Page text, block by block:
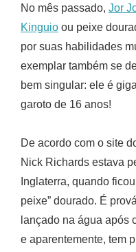
No mês passado, Jor
Kinguio ou peixe
por suas habilidades
exemplar também se
bem singular: ele é
garoto de 16 anos!
De acordo com o site
Nick Richards estava
Inglaterra, quando
peixe” dourado. É
lançado na água após
e aparentemente, tem